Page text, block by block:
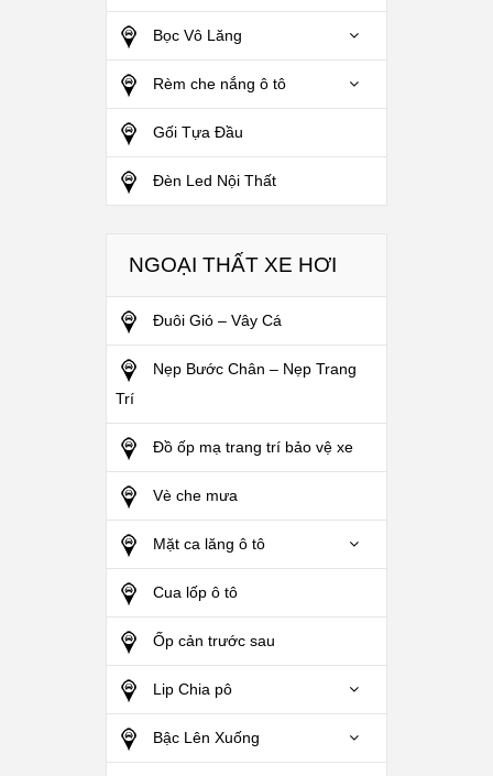
Bọc Vô Lăng
Rèm che nắng ô tô
Gối Tựa Đầu
Đèn Led Nội Thất
NGOẠI THẤT XE HƠI
Đuôi Gió – Vây Cá
Nẹp Bước Chân – Nẹp Trang
Trí
Đồ ốp mạ trang trí bảo vệ xe
Vè che mưa
Mặt ca lăng ô tô
Cua lốp ô tô
Ốp cản trước sau
Lip Chia pô
Bậc Lên Xuống